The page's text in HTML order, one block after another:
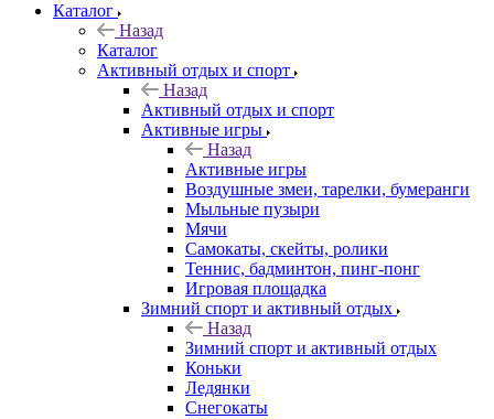
Каталог
Назад
Каталог
Активный отдых и спорт
Назад
Активный отдых и спорт
Активные игры
Назад
Активные игры
Воздушные змеи, тарелки, бумеранги
Мыльные пузыри
Мячи
Самокаты, скейты, ролики
Теннис, бадминтон, пинг-понг
Игровая площадка
Зимний спорт и активный отдых
Назад
Зимний спорт и активный отдых
Коньки
Ледянки
Снегокаты